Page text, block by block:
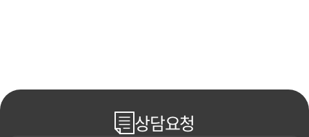
상담요청